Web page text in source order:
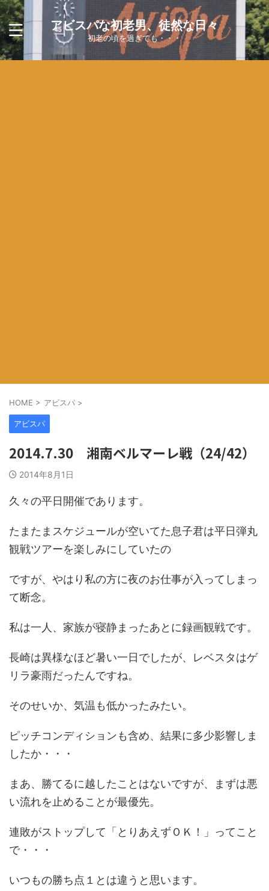
アビスパな初老男、徒然な日々
初老の頃を過ぎても・・・
HOME > アビスパ >
アビスパ
2014.7.30 湘南ベルマーレ戦（24/42）
2014年8月1日
久々の平日開催であります。
たまたまスケジュールが空いてた息子君は平日弾丸
観戦ツアーを楽しみにしていたの
ですが、やはり私の方に夜のお仕事が入ってしまっ
て断念。
私は一人、家族が寝静まったあとに録画観戦です。
長崎は異様なほど暑い一日でしたが、レベスタはゲ
リラ豪雨だったんですね。
そのせいか、気温も低かったみたい。
ピッチコンディションも含め、結果に多少影響しま
したか・・・
まあ、勝てるに越したことはないですが、まずは悪
い流れを止めることが最優先。
連敗がストップして「とりあえずＯＫ！」ってこと
で・・・
いつもの勝ち点１とは違うと思います。